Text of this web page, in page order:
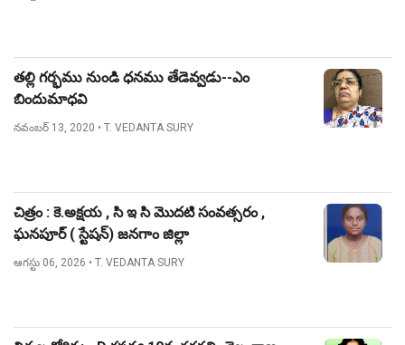
తల్లి గర్భము నుండి ధనము తేడెవ్వడు--ఎం
బిందుమాధవి
నవంబర్ 13, 2020 • T. VEDANTA SURY
చిత్రం : కె.అక్షయ , సి ఇ సి మొదటి సంవత్సరం ,
ఘనపూర్ ( స్టేషన్) జనగాం జిల్లా
ఆగస్టు 06, 2026 • T. VEDANTA SURY